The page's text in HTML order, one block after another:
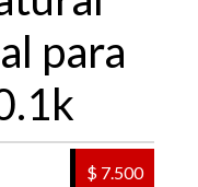
para
$ 7.500